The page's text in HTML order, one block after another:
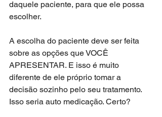
daquele paciente, para que ele possa
escolher.
A escolha do paciente deve ser feita
sobre as opções que VOCÊ
APRESENTAR. E isso é muito
diferente de ele próprio tomar a
decisão sozinho pelo seu tratamento.
Isso seria auto medicação. Certo?